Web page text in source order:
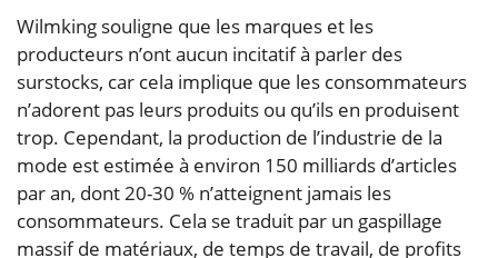
Wilmking souligne que les marques et les
producteurs n’ont aucun incitatif à parler des
surstocks, car cela implique que les consommateurs
n’adorent pas leurs produits ou qu’ils en produisent
trop. Cependant, la production de l’industrie de la
mode est estimée à environ 150 milliards d’articles
par an, dont 20-30 % n’atteignent jamais les
consommateurs. Cela se traduit par un gaspillage
massif de matériaux, de temps de travail, de profits